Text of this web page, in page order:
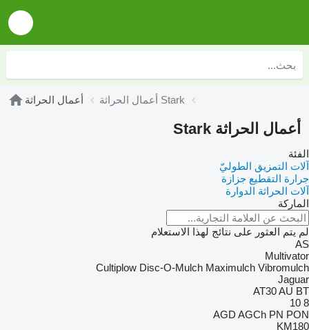
أعمال الحراثة أعمال الحراثة Stark
أعمال الحراثة Stark
الفئة
آلات التمزيق الطوليّ
جرارة التقطيع جزازة
آلات الحراثة الدوارة
الماركة
لم يتم العثور على نتائج لهذا الاستعلام
AS
Multivator
Cultiplow Disc-O-Mulch Maximulch Vibromulch
Jaguar
AT30AU BT
8
10
AGD AGCh PN PON
KM180